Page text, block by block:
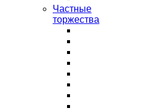
Частные
торжества